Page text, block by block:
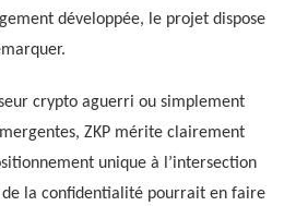
développée, le projet dispose
crypto aguerri ou simplement
ZKP mérite clairement
unique à l’intersection
de la confidentialité pourrait en faire